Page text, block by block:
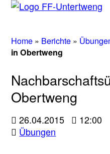
Home » Berichte »
in Obertweng
Obertweng
26.04.2015
12:00
Übungen